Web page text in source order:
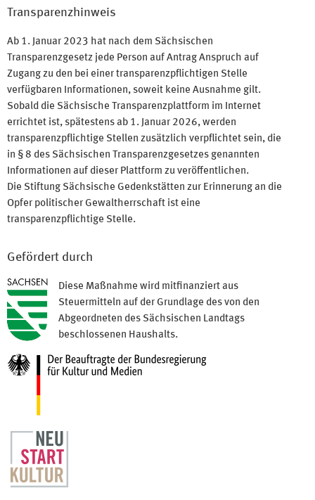
Transparenzhinweis
Ab 1. Januar 2023 hat nach dem Sächsischen
Transparenzgesetz jede Person auf Antrag Anspruch auf
Zugang zu den bei einer transparenzpflichtigen Stelle
verfügbaren Informationen, soweit keine Ausnahme gilt.
Sobald die Sächsische Transparenzplattform im Internet
errichtet ist, spätestens ab 1. Januar 2026, werden
transparenzpflichtige Stellen zusätzlich verpflichtet sein, die
in § 8 des Sächsischen Transparenzgesetzes genannten
Informationen auf dieser Plattform zu veröffentlichen.
Die Stiftung Sächsische Gedenkstätten zur Erinnerung an die
Opfer politischer Gewaltherrschaft ist eine
transparenzpflichtige Stelle.
Gefördert durch
Diese Maßnahme wird mitfinanziert aus
Steuermitteln auf der Grundlage des von den
Abgeordneten des Sächsischen Landtags
beschlossenen Haushalts.